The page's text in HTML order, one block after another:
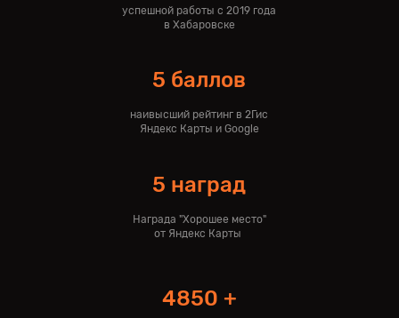
успешной работы с 2019 года
в Хабаровске
5 баллов
наивысший рейтинг в 2Гис
Яндекс Карты и Google
5 наград
Награда "Хорошее место"
от Яндекс Карты
4850 +